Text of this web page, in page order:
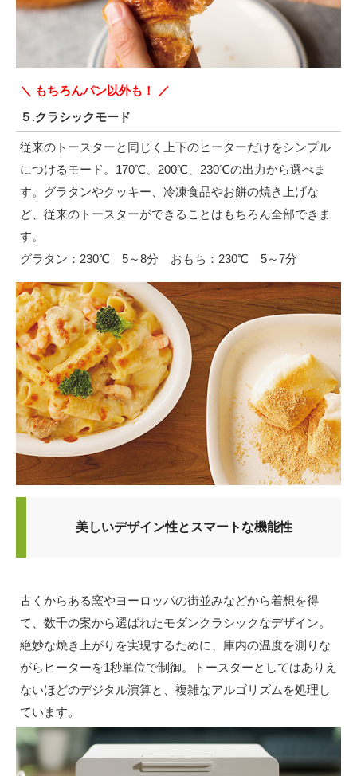
＼ もちろんパン以外も！ ／
５.クラシックモード
従来のトースターと同じく上下のヒーターだけをシンプル
につけるモード。170℃、200℃、230℃の出力から選べま
す。グラタンやクッキー、冷凍食品やお餅の焼き上げな
ど、従来のトースターができることはもちろん全部できま
す。
グラタン：230℃ 5～8分 おもち：230℃ 5～7分
美しいデザイン性とスマートな機能性
古くからある窯やヨーロッパの街並みなどから着想を得
て、数千の案から選ばれたモダンクラシックなデザイン。
絶妙な焼き上がりを実現するために、庫内の温度を測りな
がらヒーターを1秒単位で制御。トースターとしてはありえ
ないほどのデジタル演算と、複雑なアルゴリズムを処理し
ています。